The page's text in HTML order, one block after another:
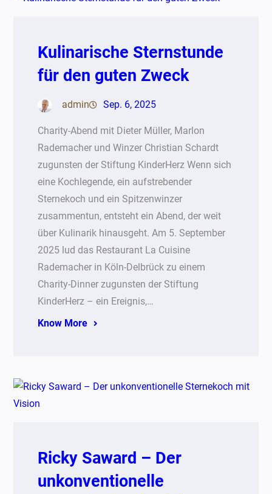
Kulinarische Sternstunde
für den guten Zweck
admin Sep. 6, 2025
Charity-Abend mit Dieter Müller, Marlon
Rademacher und Winzer Christian Schardt
zugunsten der Stiftung KinderHerz Wenn sich
eine Kochlegende, ein aufstrebender
Sternekoch und ein Spitzenwinzer
zusammentun, entsteht ein Abend, der weit
über Kulinarik hinausgeht. Am 5. September
2025 lud das Restaurant La Cuisine
Rademacher in Köln-Delbrück zu einem
Charity-Dinner zugunsten der Stiftung
KinderHerz – ein Ereignis,…
Know More
Ricky Saward – Der
unkonventionelle